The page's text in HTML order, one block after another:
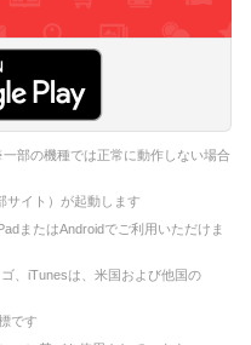
部の機種では正常に動作しない場合
サイト）が起動します
またはAndroidでご利用いただけま
、iTunesは、米国および他国の
です